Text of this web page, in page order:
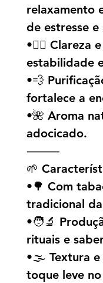
relaxamento
de estresse e
•🧘‍♂️ Clareza
estabilidade
•💨
fortalece a
•🌺 Aroma
adocicado.
⸻
🌱
•🌳 Com
tradicional
•🧑‍🔬
rituais e
•🌫️ Textura e
toque leve